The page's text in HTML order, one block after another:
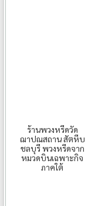
ร้านพวงหรีดวัด
ฌาปณสถาน สัตหีบ
ชลบุรี พวงหรีดจาก
หมวดบินเฉพาะกิจ
ภาคใต้